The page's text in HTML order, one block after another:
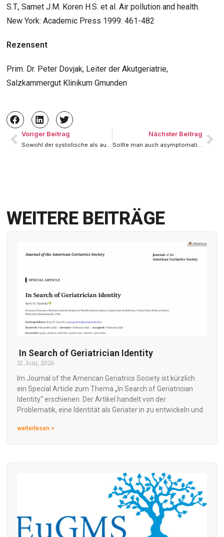
S.T., Samet J.M. Koren H.S. et al. Air pollution and health.
New York: Academic Press 1999: 461-482
Rezensent
Prim. Dr. Peter Dovjak, Leiter der Akutgeriatrie,
Salzkammergut Klinikum Gmunden
Voriger Beitrag
Sowohl der systolische als auch der diastolische Blutdruck zählt!
Nächster Beitrag
Sollte man auch asymptomatische Aortenstenosen operieren?
WEITERE BEITRÄGE
In Search of Geriatrician Identity
21 Juni, 2026
Im Journal of the American Geriatrics Society ist kürzlich
ein Special Article zum Thema „In Search of Geriatrician
Identity“ erschienen. Der Artikel handelt von der
Problematik, eine Identität als Geriater:in zu entwickeln und
weiterlesen >